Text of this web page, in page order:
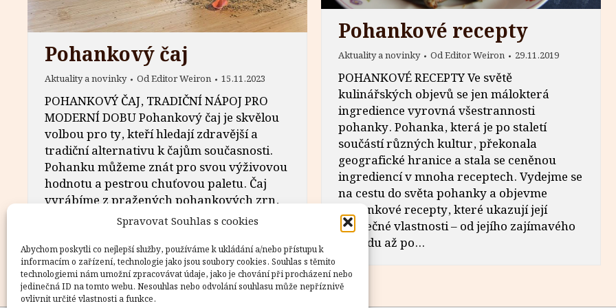
Spravovat Souhlas s cookies
Abychom poskytli co nejlepší služby, používáme k ukládání a/nebo přístupu k
informacím o zařízení, technologie jako jsou soubory cookies. Souhlas s těmito
technologiemi nám umožní zpracovávat údaje, jako je chování při procházení nebo
jedinečná ID na tomto webu. Nesouhlas nebo odvolání souhlasu může nepříznivě
ovlivnit určité vlastnosti a funkce.
Pohankový čaj
Aktuality a novinky OdEditor Weiron 15.11.2023
POHANKOVÝ ČAJ, TRADIČNÍ NÁPOJ PRO
MODERNÍ DOBU Pohankový čaj je skvělou
volbou pro ty, kteří hledají zdravější a
tradiční alternativu k čajům současnosti.
Pohanku můžeme znát pro svou výživovou
hodnotu a pestrou chuťovou paletu. Čaj
vyrábíme z pražených pohankových zrn,
jež nabízejí bohaté množství živin pro naše
tělo. Navíc je přirozeně bezlepková, což
potěší lidi…
Pohankové recepty
Aktuality a novinky OdEditor Weiron 29.11.2019
POHANKOVÉ RECEPTY Ve světě
kulinářských objevů se jen málokterá
ingredience vyrovná všestrannosti
pohanky. Pohanka, která je po staletí
součástí různých kultur, překonala
geografické hranice a stala se ceněnou
ingrediencí v mnoha receptech. Vydejme se
na cestu do světa pohanky a objevme
pohankové recepty, které ukazují její
jedinečné vlastnosti – od jejího zajímavého
původu až po…